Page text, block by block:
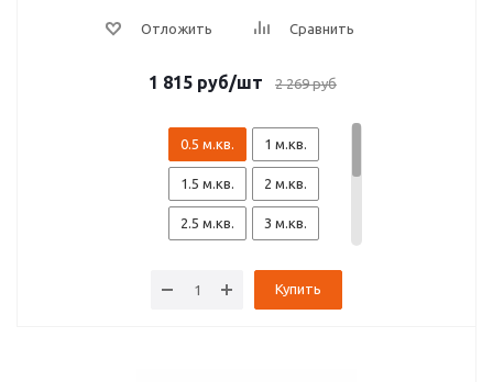
1 815 руб/шт 2 269руб
0.5 м.кв. 1 м.кв.
1.5 м.кв. 2 м.кв.
2.5 м.кв. 3 м.кв.
Купить